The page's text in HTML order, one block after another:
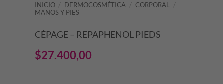
INICIO / DERMOCOSMÉTICA / CORPORAL
/
MANOS Y PIES
CÉPAGE – REPAPHENOL PIEDS
$27.400,00